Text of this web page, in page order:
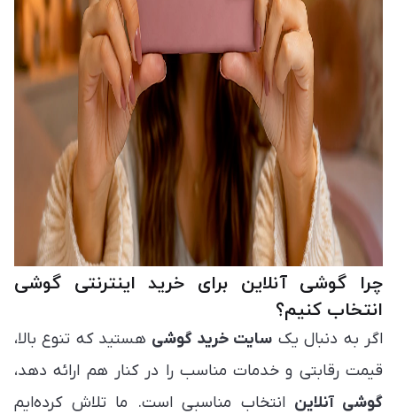
چرا گوشی آنلاین برای خرید اینترنتی گوشی
انتخاب کنیم؟
اگر به دنبال یک سایت خرید گوشی هستید که تنوع بالا،
قیمت رقابتی و خدمات مناسب را در کنار هم ارائه دهد،
گوشی آنلاین انتخاب مناسبی است. ما تلاش کرده‌ایم